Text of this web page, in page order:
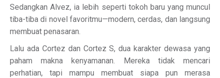
Sedangkan Alvez, ia lebih seperti tokoh baru yang muncul
tiba-tiba di novel favoritmu—modern, cerdas, dan langsung
membuat penasaran.
Lalu ada Cortez dan Cortez S, dua karakter dewasa yang
paham makna kenyamanan. Mereka tidak mencari
perhatian, tapi mampu membuat siapa pun merasa